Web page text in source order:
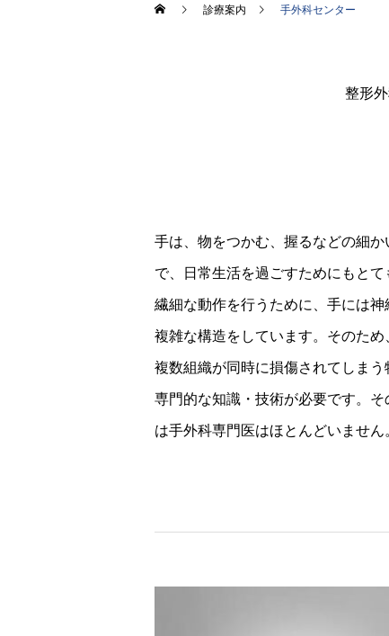
診療案内 手外科センター
整形
手は、物をつかむ、握るなどの細か
で、日常生活を過ごすためにもとて
繊細な動作を行うために、手には神
複雑な構造をしています。そのた
複数組織が同時に損傷されてしま
専門的な知識・技術が必要です。
は手外科専門医はほとんどいません